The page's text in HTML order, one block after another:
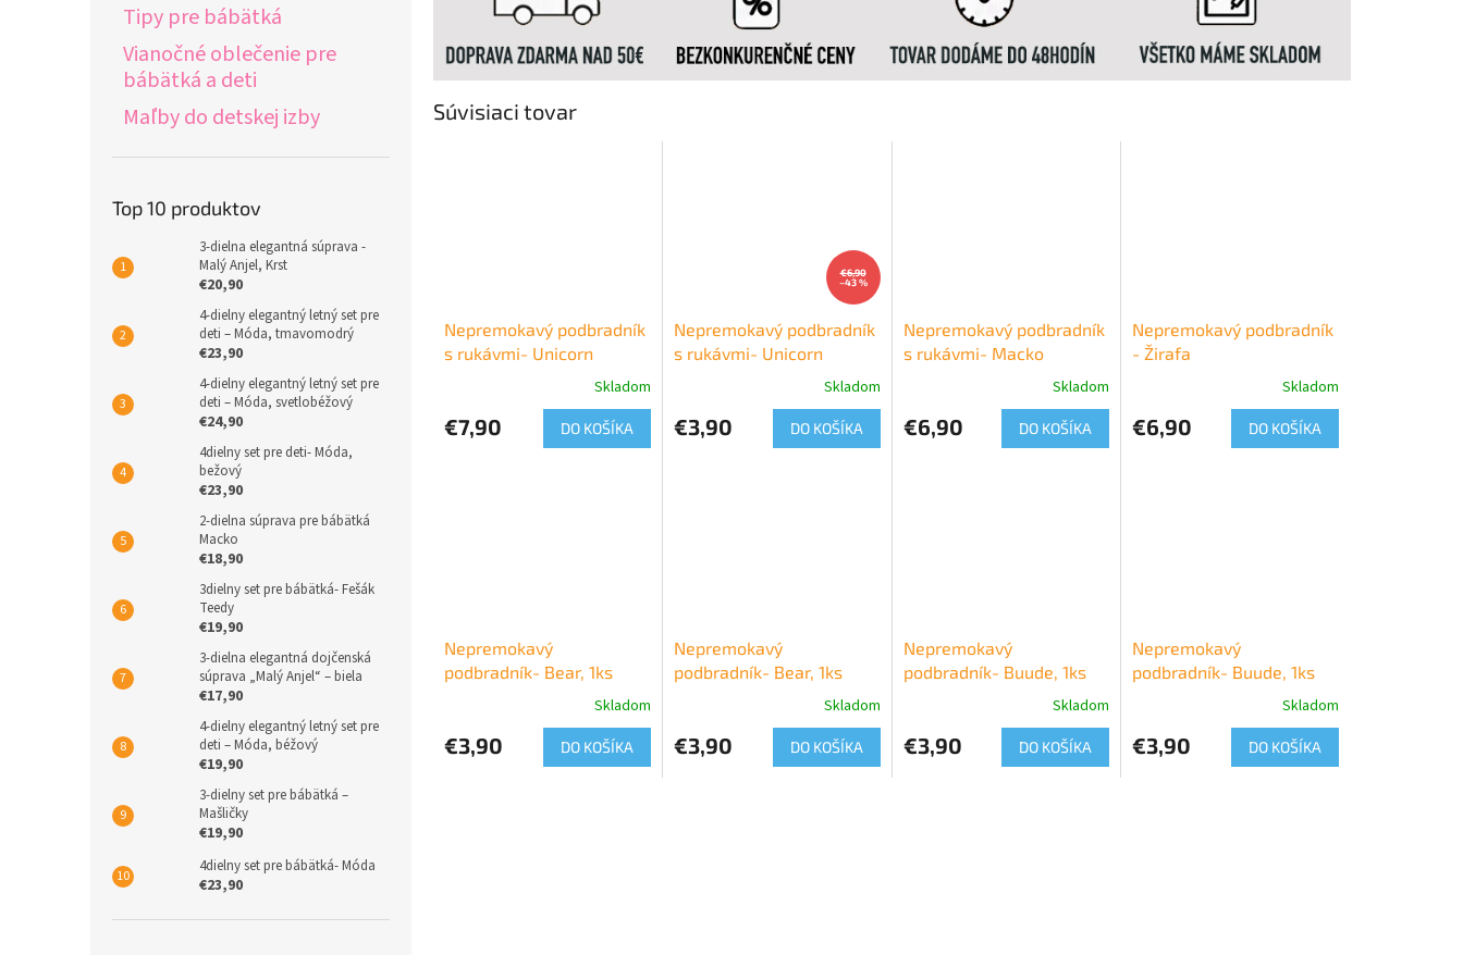
Tipy pre bábätká
Vianočné oblečenie pre
bábätká a deti
Maľby do detskej izby
Top 10 produktov
3-dielna elegantná súprava -
Malý Anjel, Krst
€20,90
4-dielny elegantný letný set pre
deti – Móda, tmavomodrý
€23,90
4-dielny elegantný letný set pre
deti – Móda, svetlobéžový
€24,90
4dielny set pre deti- Móda,
bežový
€23,90
2-dielna súprava pre bábätká
Macko
€18,90
3dielny set pre bábätká- Fešák
Teedy
€19,90
3-dielna elegantná dojčenská
súprava „Malý Anjel“ – biela
€17,90
4-dielny elegantný letný set pre
deti – Móda, béžový
€19,90
3-dielny set pre bábätká –
Mašličky
€19,90
4dielny set pre bábätká- Móda
€23,90
Súvisiaci tovar
Nepremokavý podbradník
s rukávmi- Unicorn
Skladom
€7,90 DO KOŠÍKA
€6,90
–43 %
Nepremokavý podbradník
s rukávmi- Unicorn
Skladom
€3,90 DO KOŠÍKA
Nepremokavý podbradník
s rukávmi- Macko
Skladom
€6,90 DO KOŠÍKA
Nepremokavý podbradník
- Žirafa
Skladom
€6,90 DO KOŠÍKA
Nepremokavý
podbradník- Bear, 1ks
Skladom
€3,90 DO KOŠÍKA
Nepremokavý
podbradník- Bear, 1ks
Skladom
€3,90 DO KOŠÍKA
Nepremokavý
podbradník- Buude, 1ks
Skladom
€3,90 DO KOŠÍKA
Nepremokavý
podbradník- Buude, 1ks
Skladom
€3,90 DO KOŠÍKA